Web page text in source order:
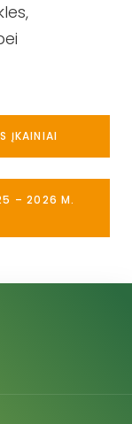
ĮKAINIAI
– 2026 M.